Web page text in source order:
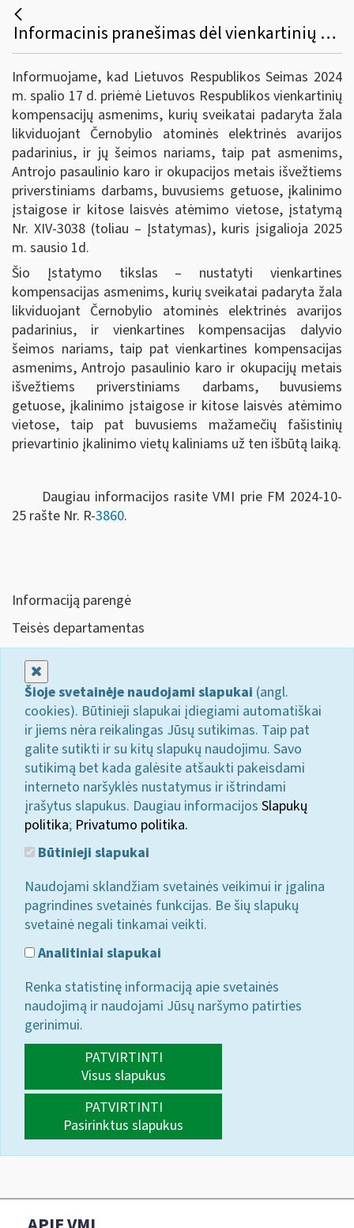
Informacinis pranešimas dėl vienkartinių kompensacijų asmenims, kurių sveikatai padaryta žala likviduojant Černobylio AE avarijos padarinius, ir jų šeimos nariams, taip pat asmenims, antrojo pasaulinio karo ir okupacijų metais išvežtiems priverstiniams darbams, buvusiems getuose, įkalinimo įstaigose ir kitose laisvės atėmimo vietose, įstatymo priėmimo
Informuojame, kad Lietuvos Respublikos Seimas 2024
m. spalio 17 d. priėmė Lietuvos Respublikos vienkartinių
kompensacijų asmenims, kurių sveikatai padaryta žala
likviduojant Černobylio atominės elektrinės avarijos
padarinius, ir jų šeimos nariams, taip pat asmenims,
Antrojo pasaulinio karo ir okupacijos metais išvežtiems
priverstiniams darbams, buvusiems getuose, įkalinimo
įstaigose ir kitose laisvės atėmimo vietose, įstatymą
Nr. XIV-3038 (toliau – Įstatymas), kuris įsigalioja 2025
m. sausio 1d.
Šio Įstatymo tikslas – nustatyti vienkartines
kompensacijas asmenims, kurių sveikatai padaryta žala
likviduojant Černobylio atominės elektrinės avarijos
padarinius, ir vienkartines kompensacijas dalyvio
šeimos nariams, taip pat vienkartines kompensacijas
asmenims, Antrojo pasaulinio karo ir okupacijų metais
išvežtiems priverstiniams darbams, buvusiems
getuose, įkalinimo įstaigose ir kitose laisvės atėmimo
vietose, taip pat buvusiems mažamečių fašistinių
prievartinio įkalinimo vietų kaliniams už ten išbūtą laiką.
Daugiau informacijos rasite VMI prie FM 2024-10-
25 rašte Nr. R-3860.
Informaciją parengė
Teisės departamentas
Šioje svetainėje naudojami slapukai (angl.
cookies). Būtinieji slapukai įdiegiami automatiškai
ir jiems nėra reikalingas Jūsų sutikimas. Taip pat
galite sutikti ir su kitų slapukų naudojimu. Savo
sutikimą bet kada galėsite atšaukti pakeisdami
interneto naršyklės nustatymus ir ištrindami
įrašytus slapukus. Daugiau informacijos Slapukų
politika; Privatumo politika.
Būtinieji slapukai
Naudojami sklandžiam svetainės veikimui ir įgalina
pagrindines svetainės funkcijas. Be šių slapukų
svetainė negali tinkamai veikti.
Analitiniai slapukai
Renka statistinę informaciją apie svetainės
naudojimą ir naudojami Jūsų naršymo patirties
gerinimui.
PATVIRTINTI
Visus slapukus
PATVIRTINTI
Pasirinktus slapukus